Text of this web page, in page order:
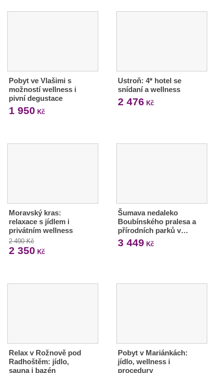
Pobyt ve Vlašimi s
možností wellness i
pivní degustace
1 950 Kč
Ustroň: 4* hotel se
snídaní a wellness
2 476 Kč
Moravský kras:
relaxace s jídlem i
privátním wellness
2 490 Kč
2 350 Kč
Šumava nedaleko
Boubínského pralesa a
přírodních parků v…
3 449 Kč
Relax v Rožnově pod
Radhoštěm: jídlo,
sauna i bazén
Pobyt v Mariánkách:
jídlo, wellness i
procedury